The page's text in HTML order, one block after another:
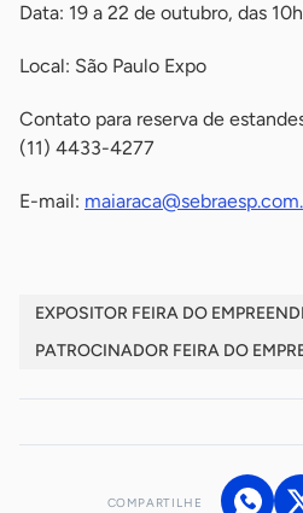
Data: 19 a 22 de outubro, das
Local: São Paulo Expo
Contato para reserva de
(11) 4433-4277
E-mail:
EXPOSITOR FEIRA DO
PATROCINADOR FEIRA DO
COMPARTILHE